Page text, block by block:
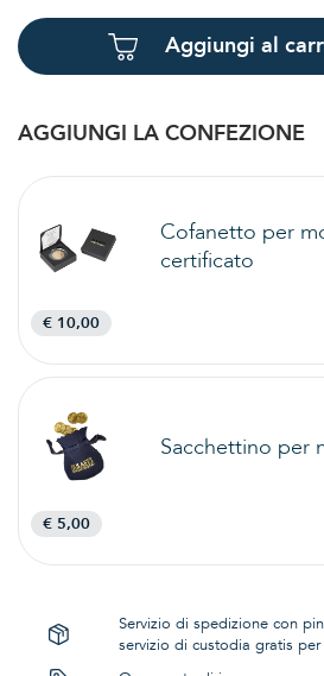
Aggiungi al
AGGIUNGI LA CONFEZIONE
Cofanetto per
certificato
€ 10,00
Sacchettino per
€ 5,00
Servizio di spedizione con
servizio di custodia gratis